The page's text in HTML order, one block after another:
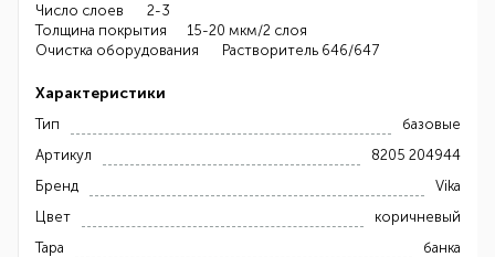
Число слоев 2-3
Толщина покрытия 15-20 мкм/2 слоя
Очистка оборудования Растворитель 646/647
Характеристики
Тип
базовые
Артикул
8205 204944
Бренд
Vika
Цвет
коричневый
Тара
банка